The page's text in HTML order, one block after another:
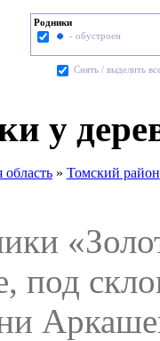
Родники
- обустроен
Cнять / выделить
у
область» Томский район
под